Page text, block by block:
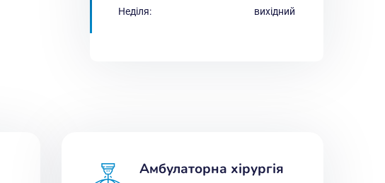
Неділя: вихідний
Амбулаторна хірургія